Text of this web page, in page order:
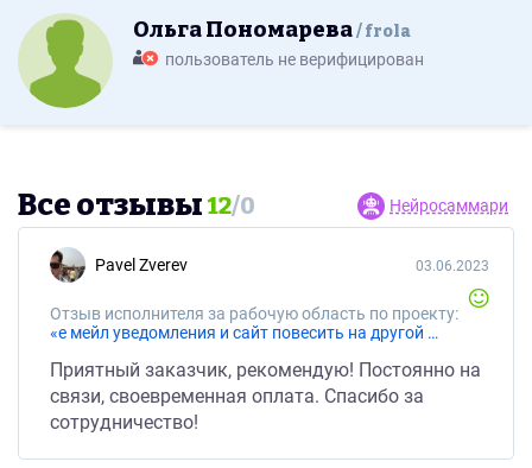
Ольга Пономарева frola
пользователь не верифицирован
Все отзывы12/0 Нейросаммари
Pavel Zverev
Отзыв исполнителя за рабочую область по проекту:
«е мейл уведомления и сайт повесить на другой домен.»
03.06.2023
Приятный заказчик, рекомендую! Постоянно на
связи, своевременная оплата. Спасибо за
сотрудничество!